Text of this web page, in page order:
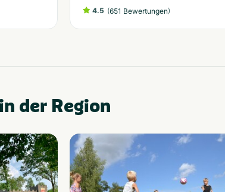
4.5 (651 Bewertungen)
der Region